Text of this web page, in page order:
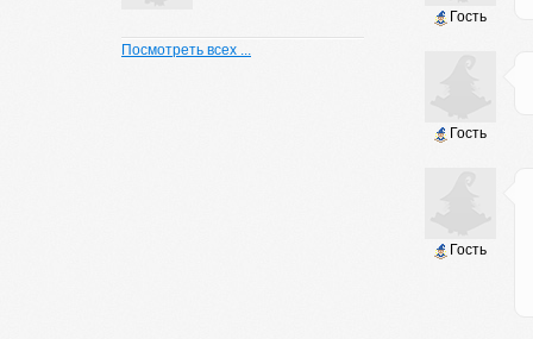
Посмотреть всех ...
Гость
Гость
Гость